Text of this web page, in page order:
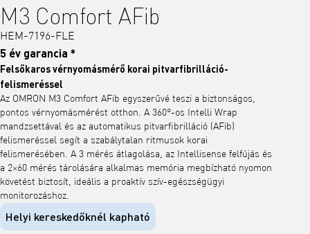
M3 Comfort AFib
HEM-7196-FLE
5 év garancia *
Felsőkaros vérnyomásmérő korai pitvarfibrilláció-
felismeréssel
Az OMRON M3 Comfort AFib egyszerűvé teszi a biztonságos,
pontos vérnyomásmérést otthon. A 360°-os Intelli Wrap
mandzsettával és az automatikus pitvarfibrilláció (AFib)
felismeréssel segít a szabálytalan ritmusok korai
felismerésében. A 3 mérés átlagolása, az Intellisense felfújás és
a 2×60 mérés tárolására alkalmas memória megbízható nyomon
követést biztosít, ideális a proaktív szív-egészségügyi
monitorozáshoz.
Helyi kereskedőknél kapható